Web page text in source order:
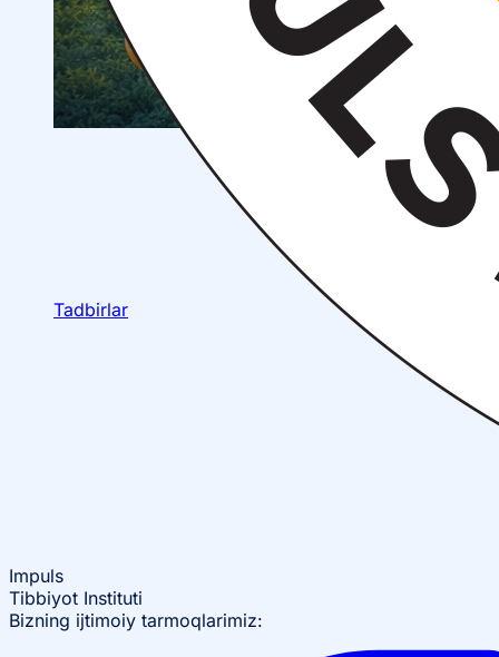
Tadbirlar
Impuls
Tibbiyot Instituti
Bizning ijtimoiy tarmoqlarimiz: